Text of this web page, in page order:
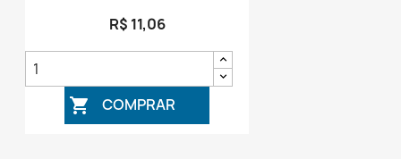
R$ 11,06
 COMPRAR